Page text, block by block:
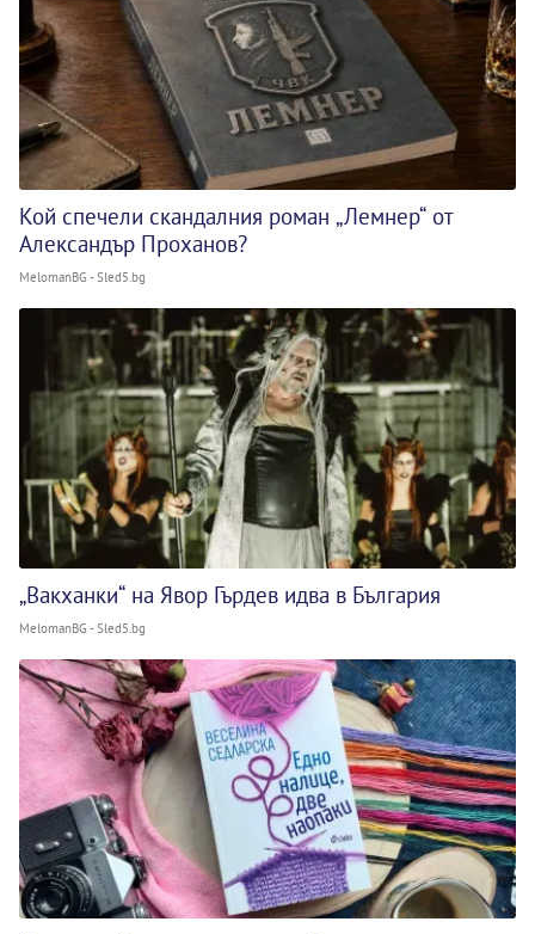
Кой спечели скандалния роман „Лемнер“ от
Александър Проханов?
MelomanBG - Sled5.bg
„Вакханки“ на Явор Гърдев идва в България
MelomanBG - Sled5.bg